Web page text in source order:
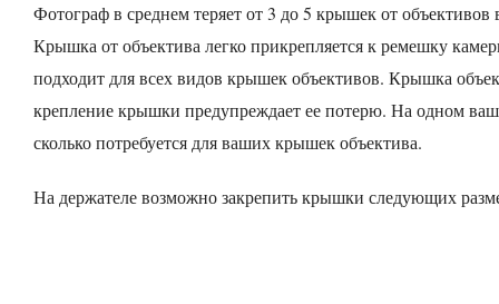
Фотограф в среднем теряет от 3 до 5 крышек от
Крышка от объектива легко прикрепляется к ремешку
подходит для всех видов крышек объективов. Крышка
крепление крышки предупреждает ее потерю. На одном
сколько потребуется для ваших крышек объектива.
На держателе возможно закрепить крышки следующих